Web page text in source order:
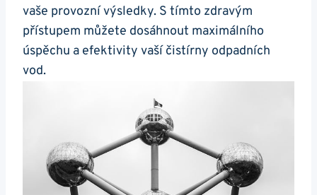
vaše provozní výsledky. S tímto zdravým
přístupem můžete dosáhnout maximálního
úspěchu a efektivity vaší čistírny odpadních
vod.